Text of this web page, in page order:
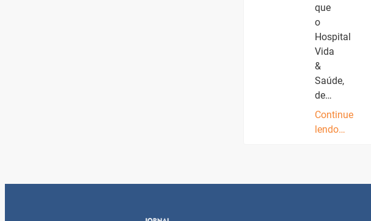
que
o
Hospital
Vida
&
Saúde,
de…
Continue
lendo…